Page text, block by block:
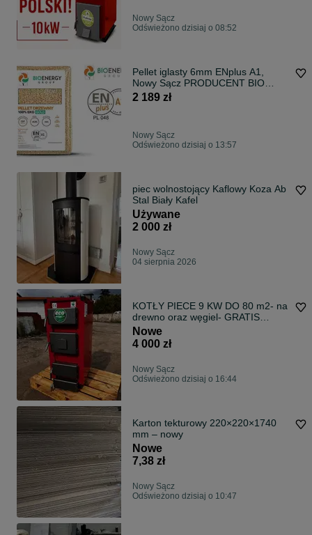
Nowy Sącz
Odświeżono dzisiaj o 08:52
Pellet iglasty 6mm ENplus A1,
Nowy Sącz PRODUCENT BIO
ENERGY GROUP
2 189 zł
Nowy Sącz
Odświeżono dzisiaj o 13:57
piec wolnostojący Kaflowy Koza Ab
Stal Biały Kafel
Używane
2 000 zł
Nowy Sącz
04 sierpnia 2026
KOTŁY PIECE 9 KW DO 80 m2- na
drewno oraz węgiel- GRATIS
DOSTAWA!!
Nowe
4 000 zł
Nowy Sącz
Odświeżono dzisiaj o 16:44
Karton tekturowy 220×220×1740
mm – nowy
Nowe
7,38 zł
Nowy Sącz
Odświeżono dzisiaj o 10:47